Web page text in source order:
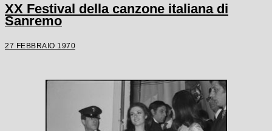
XX Festival della canzone italiana di
Sanremo
27 FEBBRAIO 1970